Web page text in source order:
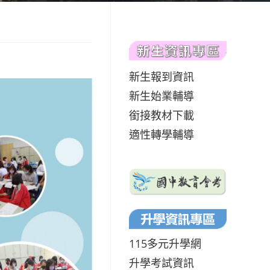
新生報到資訊
新生始業輔導
銜接教材下載
適性轉學輔導
115多元升學網
升學考試資訊